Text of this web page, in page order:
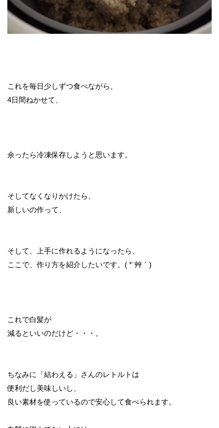
これを毎日少しずつ食べながら、
4日間ねかせて、
余ったら冷凍保存しようと思います。
そしてなくなりかけたら、
新しいの作って、
そして、上手に作れるようになったら、
ここで、作り方を紹介したいです。( *´艸｀)
これで白髪が
減るといいのだけど・・・。
ちなみに「結わえる」さんのレトルトは
便利だし美味しいし、
良い素材を使っているので安心して食べられます。